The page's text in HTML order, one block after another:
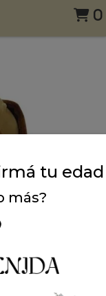
0
tu edad
más?